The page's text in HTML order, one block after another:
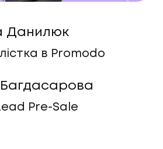
Данилюк
в Promodo
Багдасарова
Pre-Sale